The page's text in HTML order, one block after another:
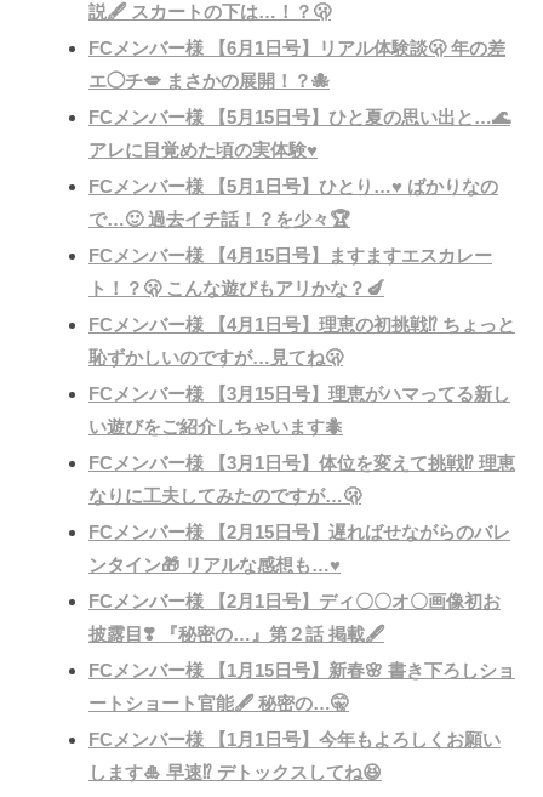
説🖋 スカートの下は…！？🫢
FCメンバー様 【6月1日号】リアル体験談🫢 年の差
エ◯チ💋 まさかの展開！？🐙
FCメンバー様 【5月15日号】ひと夏の思い出と…🌊
アレに目覚めた頃の実体験♥️
FCメンバー様 【5月1日号】ひとり…♥️ ばかりなの
で…🙂 過去イチ話！？を少々🏆
FCメンバー様 【4月15日号】ますますエスカレー
ト！？🫢 こんな遊びもアリかな？🍆
FCメンバー様 【4月1日号】理恵の初挑戦⁉️ ちょっと
恥ずかしいのですが…見てね🫢
FCメンバー様 【3月15日号】理恵がハマってる新し
い遊びをご紹介しちゃいます🐜
FCメンバー様 【3月1日号】体位を変えて挑戦⁉️ 理恵
なりに工夫してみたのですが…🫢
FCメンバー様 【2月15日号】遅ればせながらのバレ
ンタイン🎁 リアルな感想も…♥️
FCメンバー様 【2月1日号】ディ〇〇オ〇画像初お
披露目❣️ 『秘密の…』第２話 掲載🖋
FCメンバー様 【1月15日号】新春🌸 書き下ろしショ
ートショート官能🖋 秘密の…🤫
FCメンバー様 【1月1日号】今年もよろしくお願い
します🎍 早速⁉️ デトックスしてね😆